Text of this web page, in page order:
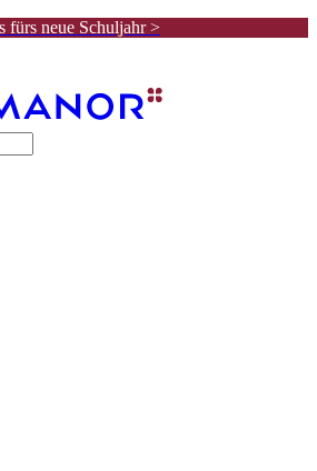
fürs neue Schuljahr >